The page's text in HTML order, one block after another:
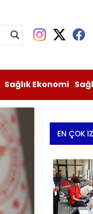
Sağlık Ekonomi
EN ÇOK